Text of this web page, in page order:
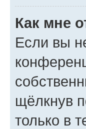
Как мне
Если вы
щёлкнув
только в